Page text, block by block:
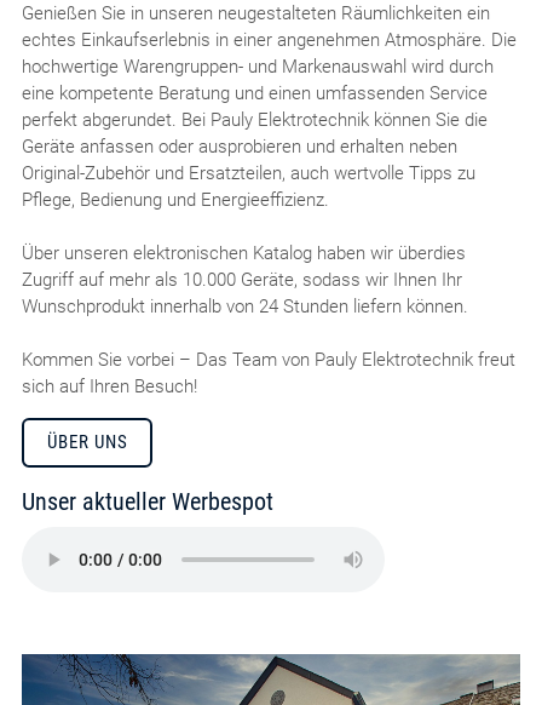
Genießen Sie in unseren neugestalteten Räumlichkeiten ein
echtes Einkaufserlebnis in einer angenehmen Atmosphäre. Die
hochwertige Warengruppen- und Markenauswahl wird durch
eine kompetente Beratung und einen umfassenden Service
perfekt abgerundet. Bei Pauly Elektrotechnik können Sie die
Geräte anfassen oder ausprobieren und erhalten neben
Original-Zubehör und Ersatzteilen, auch wertvolle Tipps zu
Pflege, Bedienung und Energieeffizienz.
Über unseren elektronischen Katalog haben wir überdies
Zugriff auf mehr als 10.000 Geräte, sodass wir Ihnen Ihr
Wunschprodukt innerhalb von 24 Stunden liefern können.
Kommen Sie vorbei – Das Team von Pauly Elektrotechnik freut
sich auf Ihren Besuch!
ÜBER UNS
Unser aktueller Werbespot